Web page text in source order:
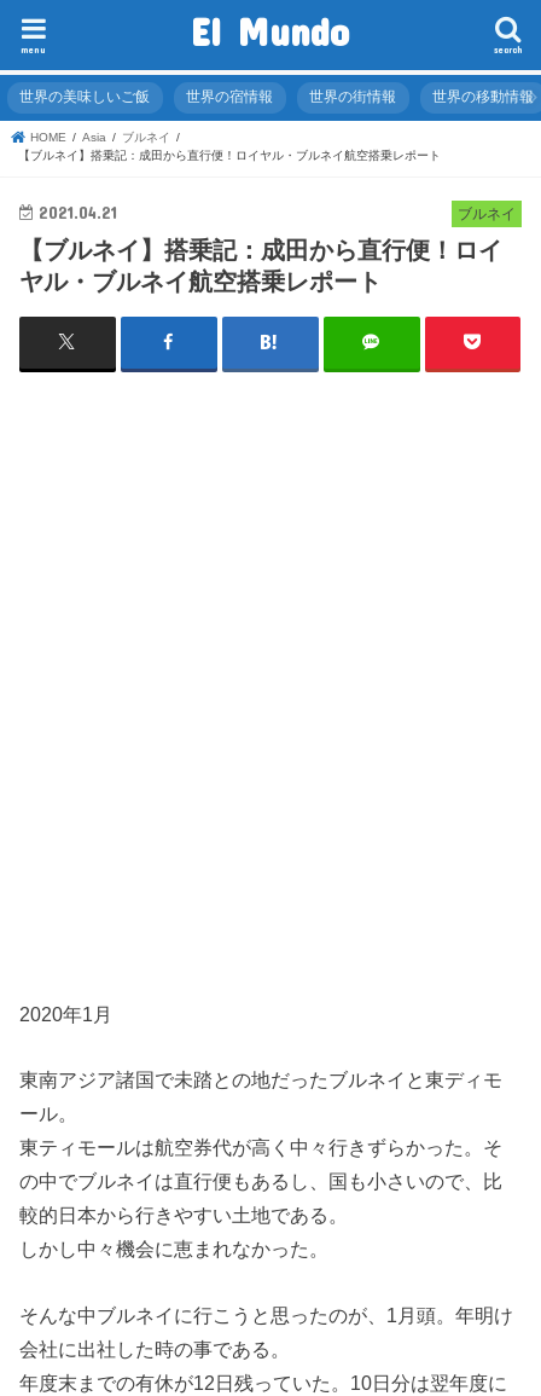
El Mundo search
menu
世界の美味しいご飯 世界の宿情報 世界の街情報 世界の移動情報
HOME Asia
ブルネイ
【ブルネイ】搭乗記：成田から直行便！ロイヤル・ブルネイ航空搭乗レポート
ブルネイ
2021.04.21
【ブルネイ】搭乗記：成田から直行便！ロイ
ヤル・ブルネイ航空搭乗レポート
2020年1月
東南アジア諸国で未踏との地だったブルネイと東ディモ
ール。
東ティモールは航空券代が高く中々行きずらかった。そ
の中でブルネイは直行便もあるし、国も小さいので、比
較的日本から行きやすい土地である。
しかし中々機会に恵まれなかった。
そんな中ブルネイに行こうと思ったのが、1月頭。年明け
会社に出社した時の事である。
年度末までの有休が12日残っていた。10日分は翌年度に